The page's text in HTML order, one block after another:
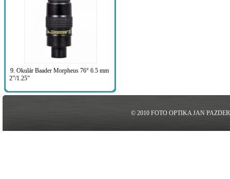
9. Okulár Baader Morpheus 76° 6.5 mm
2”/1.25”
© 2010 FOTO OPTIKA JAN